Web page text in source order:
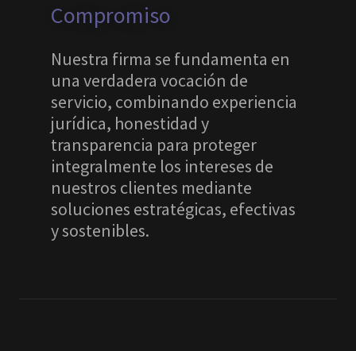
Compromiso
Nuestra firma se fundamenta en
una verdadera vocación de
servicio, combinando experiencia
jurídica, honestidad y
transparencia para proteger
integralmente los intereses de
nuestros clientes mediante
soluciones estratégicas, efectivas
y sostenibles.